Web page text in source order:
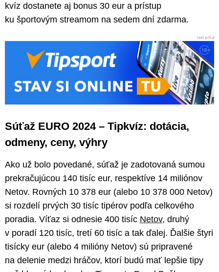
kvíz dostanete aj bonus 30 eur a prístup
ku športovým streamom na sedem dní zdarma.
Súťaž EURO 2024 – Tipkvíz: dotácia,
odmeny, ceny, výhry
Ako už bolo povedané, súťaž je zadotovaná sumou
prekračujúcou 140 tisíc eur, respektíve 14 miliónov
Netov. Rovných 10 378 eur (alebo 10 378 000 Netov)
si rozdelí prvých 30 tisíc tipérov podľa celkového
poradia. Víťaz si odnesie 400 tisíc Netov, druhý
v poradí 120 tisíc, tretí 60 tisíc a tak ďalej. Ďalšie štyri
tisícky eur (alebo 4 milióny Netov) sú pripravené
na delenie medzi hráčov, ktorí budú mať lepšie tipy